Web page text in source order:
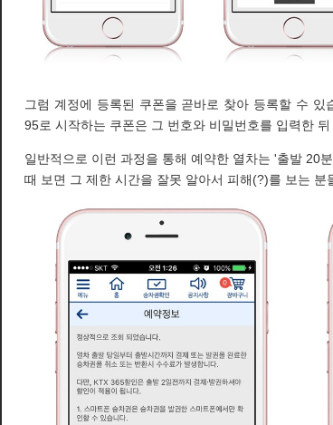
그럼 계정에 등록된 쿠폰을 곧바로 찾아 등록할 수
95로 시작하는 쿠폰은 그 번호와 비밀번호를 입력한 뒤
일반적으로 이런 과정을 통해 예약한 열차는 '출발 20
때 보면 그 제한 시간을 잘못 알아서 피해(?)를 보는